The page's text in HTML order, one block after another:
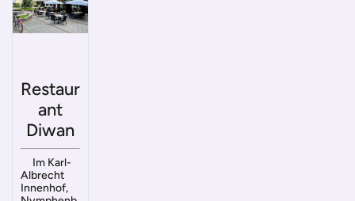
Restaur
ant
Diwan
Im Karl-
Albrecht
Innenhof,